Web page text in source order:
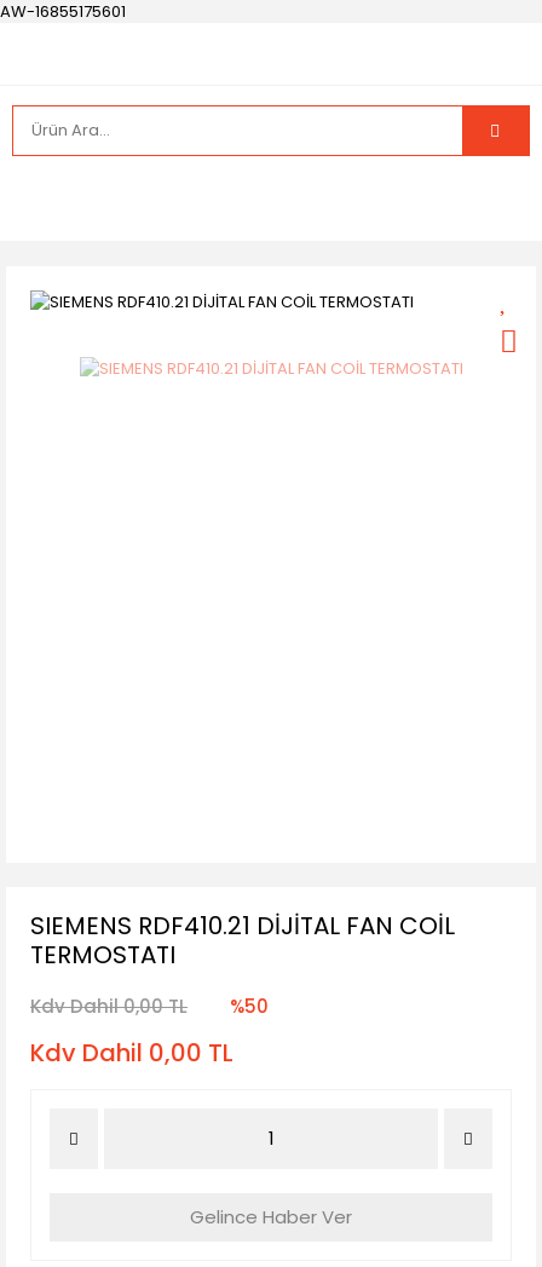
AW-16855175601
SIEMENS RDF410.21 DİJİTAL FAN COİL
TERMOSTATI
Kdv Dahil 0,00 TL %50
Kdv Dahil 0,00 TL
Gelince Haber Ver